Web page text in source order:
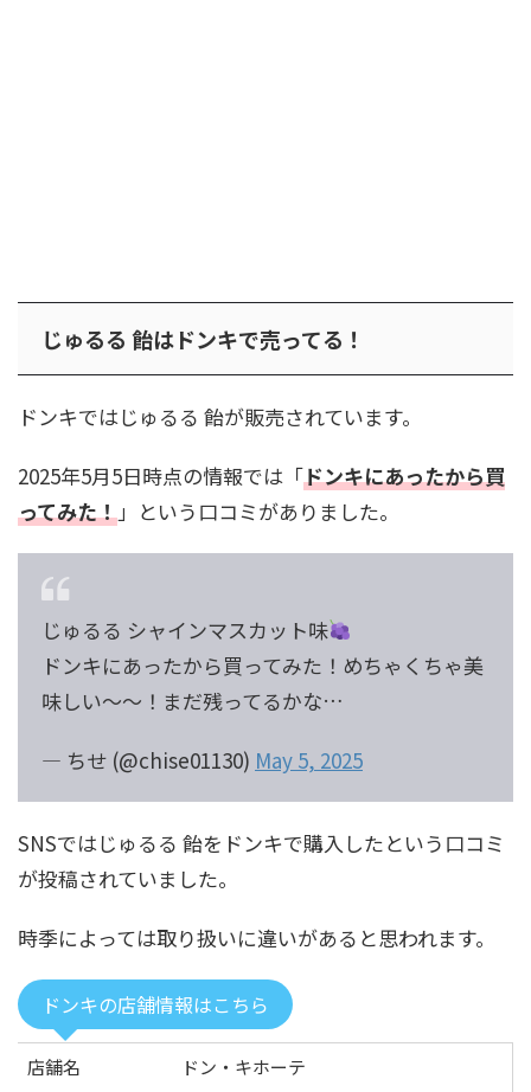
じゅるる 飴はドンキで売ってる！
ドンキではじゅるる 飴が販売されています。
2025年5月5日時点の情報では「ドンキにあったから買
ってみた！」という口コミがありました。
じゅるる シャインマスカット味
ドンキにあったから買ってみた！めちゃくちゃ美
味しい〜〜！まだ残ってるかな…
— ちせ (@chise01130) May 5, 2025
SNSではじゅるる 飴をドンキで購入したという口コミ
が投稿されていました。
時季によっては取り扱いに違いがあると思われます。
ドンキの店舗情報はこちら
店舗名
ドン・キホーテ